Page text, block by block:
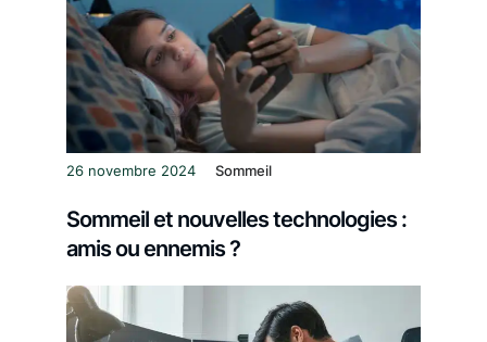
26 novembre 2024 Sommeil
Sommeil et nouvelles technologies :
amis ou ennemis ?